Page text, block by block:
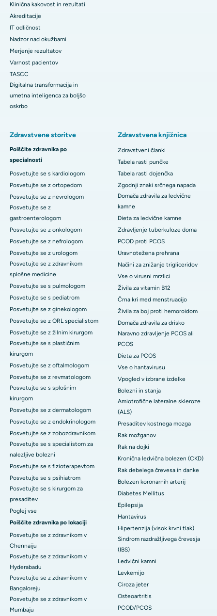
Klinična kakovost in rezultati
Akreditacije
IT odličnost
Nadzor nad okužbami
Merjenje rezultatov
Varnost pacientov
TASCC
Digitalna transformacija in
umetna inteligenca za boljšo
oskrbo
Zdravstvene storitve
Poiščite zdravnika po
specialnosti
Posvetujte se s kardiologom
Posvetujte se z ortopedom
Posvetujte se z nevrologom
Posvetujte se z
gastroenterologom
Posvetujte se z onkologom
Posvetujte se z nefrologom
Posvetujte se z urologom
Posvetujte se z zdravnikom
splošne medicine
Posvetujte se s pulmologom
Posvetujte se s pediatrom
Posvetujte se z ginekologom
Posvetujte se z ORL specialistom
Posvetujte se z žilnim kirurgom
Posvetujte se s plastičnim
kirurgom
Posvetujte se z oftalmologom
Posvetujte se z revmatologom
Posvetujte se s splošnim
kirurgom
Posvetujte se z dermatologom
Posvetujte se z endokrinologom
Posvetujte se z zobozdravnikom
Posvetujte se s specialistom za
nalezljive bolezni
Posvetujte se s fizioterapevtom
Posvetujte se s psihiatrom
Posvetujte se s kirurgom za
presaditev
Poglej vse
Poiščite zdravnika po lokaciji
Posvetujte se z zdravnikom v
Chennaiju
Posvetujte se z zdravnikom v
Hyderabadu
Posvetujte se z zdravnikom v
Bangaloreju
Posvetujte se z zdravnikom v
Mumbaju
Zdravstvena knjižnica
Zdravstveni članki
Tabela rasti punčke
Tabela rasti dojenčka
Zgodnji znaki srčnega napada
Domača zdravila za ledvične
kamne
Dieta za ledvične kamne
Zdravljenje tuberkuloze doma
PCOD proti PCOS
Uravnotežena prehrana
Načini za znižanje trigliceridov
Vse o virusni mrzlici
Živila za vitamin B12
Črna kri med menstruacijo
Živila za boj proti hemoroidom
Domača zdravila za drisko
Naravno zdravljenje PCOS ali
PCOS
Dieta za PCOS
Vse o hantavirusu
Vpogled v izbrane izdelke
Bolezni in stanja
Amiotrofične lateralne skleroze
(ALS)
Presaditev kostnega mozga
Rak možganov
Rak na dojki
Kronična ledvična bolezen (CKD)
Rak debelega črevesa in danke
Bolezen koronarnih arterij
Diabetes Mellitus
Epilepsija
Hantavirus
Hipertenzija (visok krvni tlak)
Sindrom razdražljivega črevesja
(IBS)
Ledvični kamni
Levkemijo
Ciroza jeter
Osteoartritis
PCOD/PCOS